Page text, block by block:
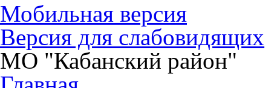
Мобильная версия
Версия для слабовидящих
МО "Кабанский район"